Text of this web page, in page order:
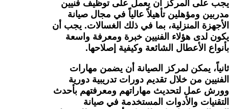
يجب على المركز أن يعمل على توظيف فنيين
مدربين ومؤهلين تأهيلاً عالياً في مجال صيانة
الأجهزة المنزلية، بما في ذلك الغسالات. يجب أن
يكون لدى هؤلاء الفنيين خبرة ومعرفة واسعة
بأنواع الأعطال الشائعة وكيفية إصلاحها.
ثانياً، يمكن لمركز الصيانة أن يضمن مهارات
الفنيين من خلال تقديم دورات تدريبية دورية
وورش عمل لتحديث مهاراتهم ومعرفتهم بأحدث
التقنيات والأدوات المستخدمة في صيانة